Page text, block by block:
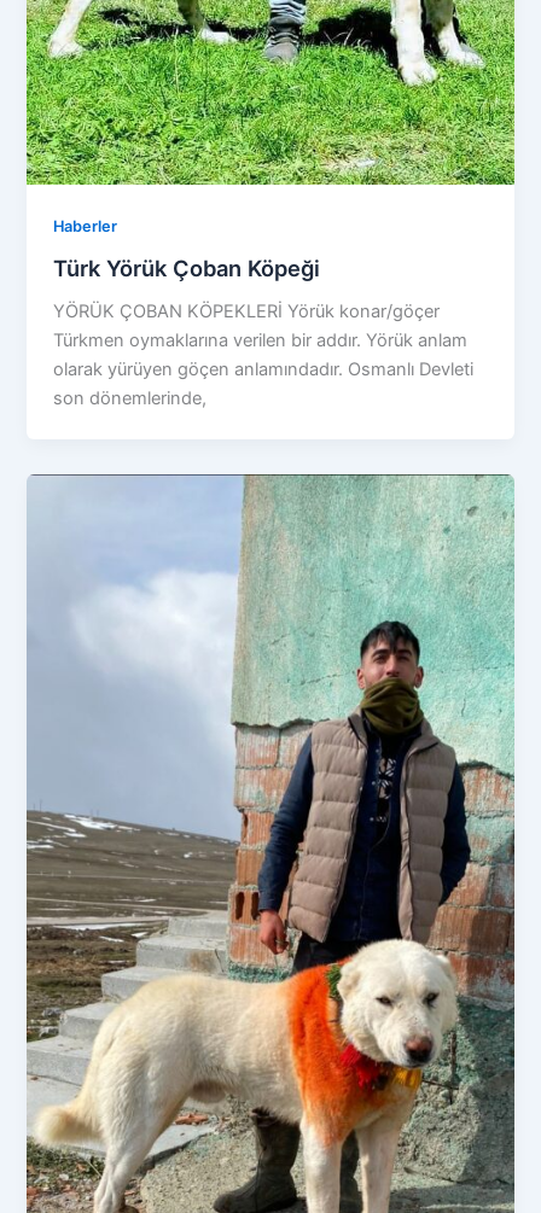
Haberler
Türk Yörük Çoban Köpeği
YÖRÜK ÇOBAN KÖPEKLERİ Yörük konar/göçer
Türkmen oymaklarına verilen bir addır. Yörük anlam
olarak yürüyen göçen anlamındadır. Osmanlı Devleti
son dönemlerinde,